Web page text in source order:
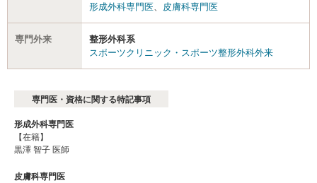
形成外科専門医
皮膚科専門医
専門外来
整形外科系
スポーツクリニック・スポーツ整形外科外来
専門医・資格に関する特記事項
形成外科専門医
【在籍】
黒澤 智子 医師
皮膚科専門医